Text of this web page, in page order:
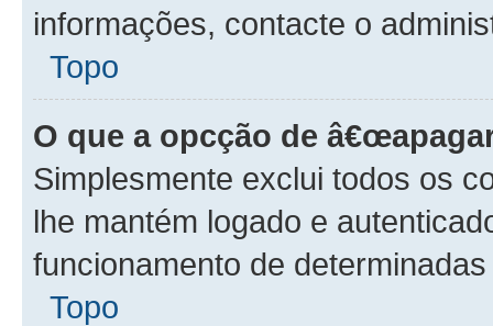
informações, contacte o
Topo
O que a opcção de
Simplesmente exclui todos os
lhe mantém logado e
funcionamento de
Topo